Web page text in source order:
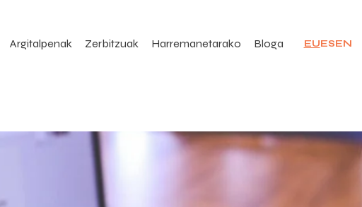
Argitalpenak Zerbitzuak Harremanetarako Bloga EUESEN